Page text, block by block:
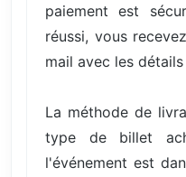
paiement est
réussi, vous
mail avec les
La méthode de
type de billet
l'événement est